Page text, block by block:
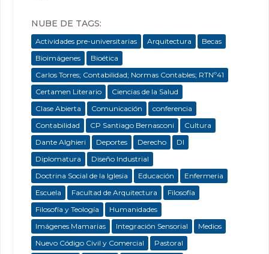
NUBE DE TAGS:
Actividades pre-universitarias Arquitectura
Becas
Bioimágenes
Bioética
Carlos Torres; Contabilidad; Normas Contables; RTNº41
Certamen Literario
Ciencias de la Salud
Clase Abierta
Comunicación
conferencia
Contabilidad
CP Santiago Bernasconi
Cultura
Dante Alghieri
Deportes Derecho
DI
Diplomatura
Diseño Industrial
Doctrina Social de la Iglesia
Educación
Enfermeria
Escuela
Facultad de Arquitectura
Filosofía
Filosofía y Teología
Humanidades
Imágenes Mamarias
Integración Sensorial
Medios
Nuevo Código Civil y Comercial
Pastoral